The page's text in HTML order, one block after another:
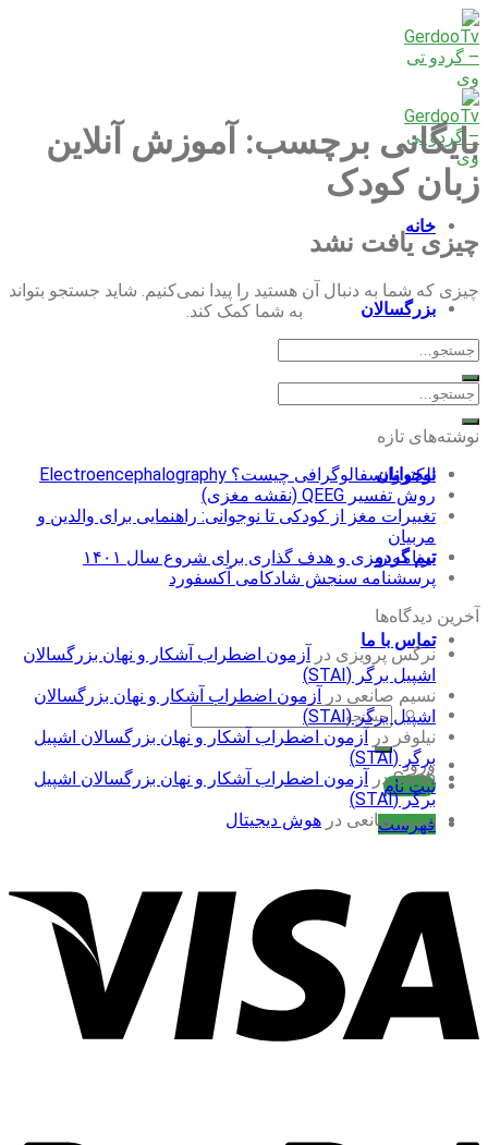
Skip
to
content
خانه
بزرگسالان
کودکان
نوجوانان
تیم گردو
تماس با ما
جستجو
برای:
ورود
ثبت نام
فهرست
بایگانی برچسب: آموزش آنلاین
زبان کودک
چیزی یافت نشد
چیزی که شما به دنبال آن هستید را پیدا نمی‌کنیم. شاید جستجو بتواند
به شما کمک کند.
نوشته‌های تازه
الکتروانسفالوگرافی چیست؟ Electroencephalography
روش تفسیر QEEG (نقشه مغزی)
تغییرات مغز از کودکی تا نوجوانی: راهنمایی برای والدین و
مربیان
برنامه ریزی و هدف گذاری برای شروع سال ۱۴۰۱
پرسشنامه سنجش شادکامی آکسفورد
آخرین دیدگاه‌ها
نرگس پرویزی در آزمون اضطراب آشکار و نهان بزرگسالان
اشپیل برگر (STAI)
نسیم صانعی در آزمون اضطراب آشکار و نهان بزرگسالان
اشپیل برگر (STAI)
نیلوفر در آزمون اضطراب آشکار و نهان بزرگسالان اشپیل
برگر (STAI)
Sarahدر آزمون اضطراب آشکار و نهان بزرگسالان اشپیل
برگر (STAI)
نسیم صانعی در هوش دیجیتال